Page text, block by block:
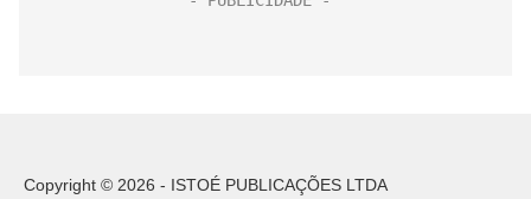
Copyright © 2026 - ISTOÉ PUBLICAÇÕES LTDA